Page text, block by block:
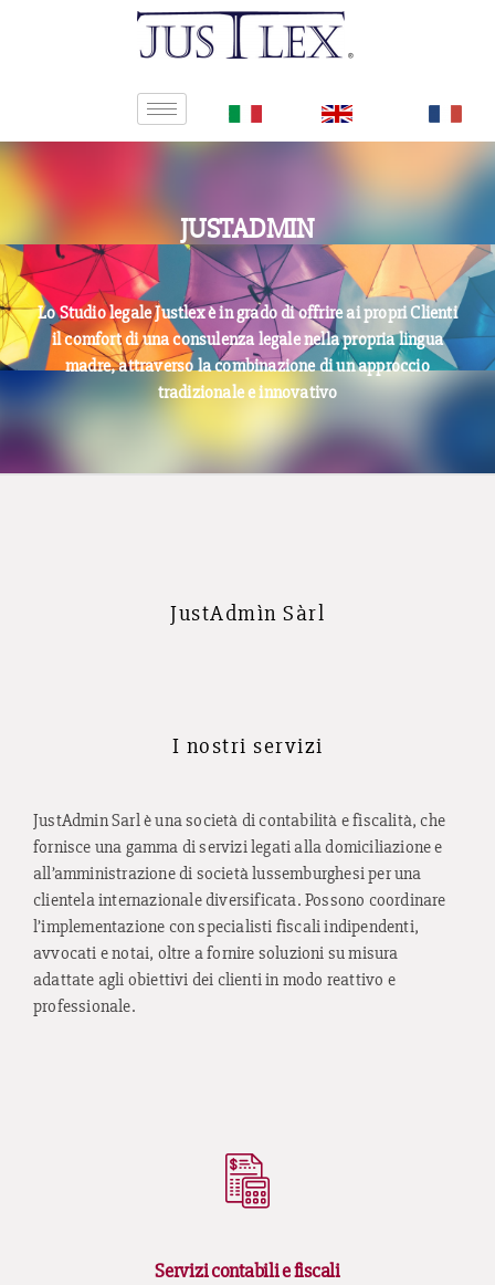
JUSTADMIN
Lo Studio legale Justlex è in grado di offrire ai propri Clienti
il comfort di una consulenza legale nella propria lingua
madre, attraverso la combinazione di un approccio
tradizionale e innovativo
JustAdmìn Sàrl
I nostri servizi
JustAdmin Sarl è una società di contabilità e fiscalità, che
fornisce una gamma di servizi legati alla domiciliazione e
all’amministrazione di società lussemburghesi per una
clientela internazionale diversificata. Possono coordinare
l’implementazione con specialisti fiscali indipendenti,
avvocati e notai, oltre a fornire soluzioni su misura
adattate agli obiettivi dei clienti in modo reattivo e
professionale.
Servizi contabili e fiscali